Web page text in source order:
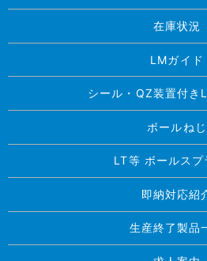
在庫状況
LMガイド
シール・QZ装置付き
ボールねじ
LT等 ボールスプ
即納対応紹
生産終了製品